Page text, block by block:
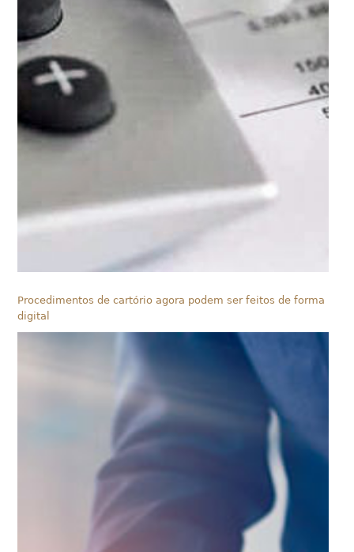
Procedimentos de cartório agora podem ser feitos de forma
digital